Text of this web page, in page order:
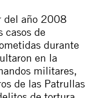
del año 2008
casos de
durante
en la
militares,
de las Patrullas